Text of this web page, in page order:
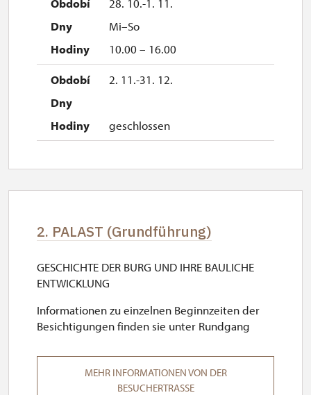
28. 10.-1. 11.
Mi–So
10.00 – 16.00
2. 11.-31. 12.
geschlossen
2. PALAST (Grundführung)
GESCHICHTE DER BURG UND IHRE BAULICHE
ENTWICKLUNG
Informationen zu einzelnen Beginnzeiten der
Besichtigungen finden sie unter Rundgang
MEHR INFORMATIONEN VON DER
BESUCHERTRASSE